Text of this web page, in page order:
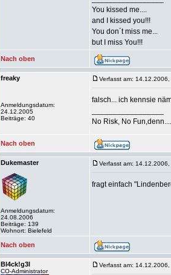
You kissed me....
and I kissed you!!!
You don´t miss me...
but I miss You!!!
Nach oben
freaky
Anmeldungsdatum:
24.12.2005
Beiträge: 40
Verfasst am:
falsch... ich kennsie
No Risk, No
Nach oben
Dukemaster
Anmeldungsdatum:
24.08.2006
Beiträge: 139
Wohnort: Bielefeld
Verfasst am:
fragt einfach
Nach oben
Bl4ck!g3l
CO-Administrator
Verfasst am: